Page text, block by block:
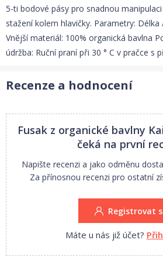
5-ti bodové pásy pro snadnou
stažení kolem hlavičky. Parametry:
Vnější materiál: 100% organická bavlna
údržba: Ruční praní při 30 ° C v pračce s
Recenze a hodnocení
Fusak z organické bavlny
čeká na první
Napište recenzi a jako odměnu
Za přínosnou recenzi pro ostatní
Registrovat
Máte u nás již účet?